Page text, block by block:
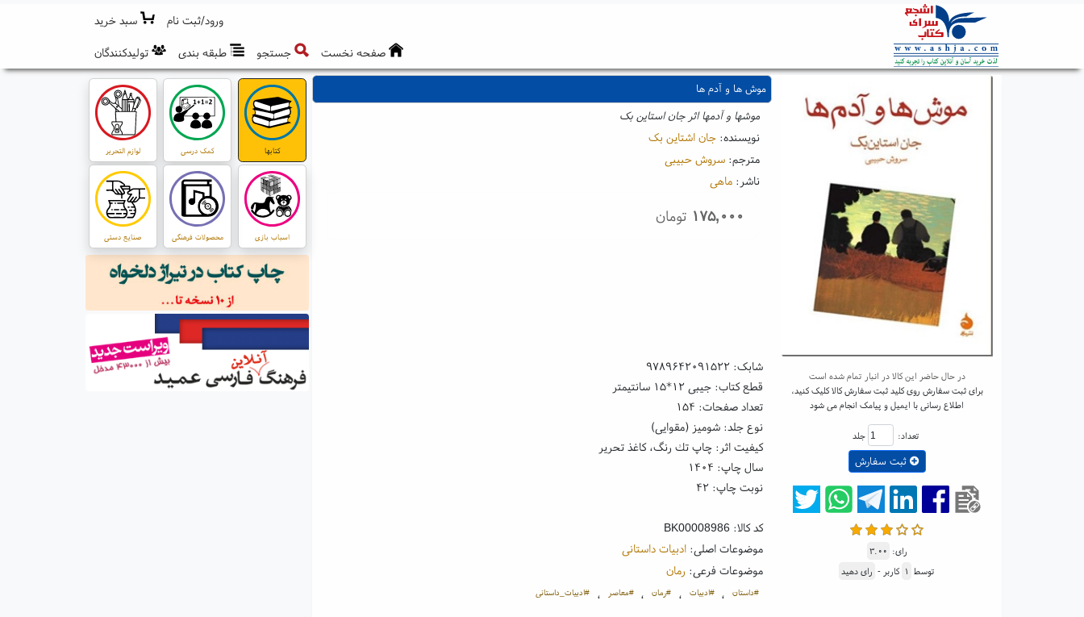
ورود/ثبت نام
سبد خرید
صفحه نخست
جستجو طبقه بندی تولیدکنندگان
موش ها و آدم ها
موشها و آدمها اثر جان استاین بک
نویسنده: جان اشتاین بک
مترجم: سروش حبیبی
ناشر: ماهی
۱۷۵,۰۰۰ تومان
در حال حاضر این کالا در انبار تمام شده است
برای ثبت سفارش روی کلید ثبت سفارش کالا کلیک کنید،
اطلاع رسانی با ایمیل و پیامک انجام می شود
تعداد: جلد
ثبت سفارش
رای: ۳.۰۰
توسط ۱ کاربر - رای دهید
شابک:۹۷۸۹۶۴۲۰۹۱۵۲۲
قطع کتاب: جیبی ۱۲*۱۵ سانتیمتر
تعداد صفحات: ۱۵۴
نوع جلد: شومیز (مقوایی)
کیفیت اثر: چاپ تك رنگ، کاغذ تحریر
سال چاپ: ۱۴۰۴
نوبت چاپ: ۴۲
کد کالا: BK00008986
موضوعات اصلی:ادبیات داستانی
موضوعات فرعی: رمان
#داستان ، #ادبیات ، #رمان ، #معاصر ، #ادبیات_داستانی
کتابها کمک درسی لوازم التحریر
اسباب بازی محصولات فرهنگی صنایع دستی